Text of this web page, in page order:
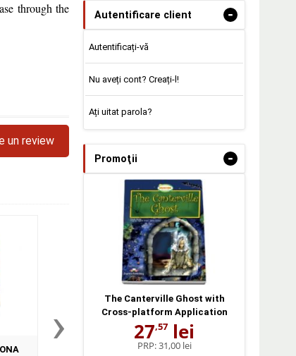
through the
un review
Comoara din insula
›
Autentificare client -
Autentificați-vă
Nu aveți cont? Creați-l!
Ați uitat parola?
Promoţii -
The Canterville Ghost with
Cross-platform Application
27,57 lei
PRP:31,00 lei